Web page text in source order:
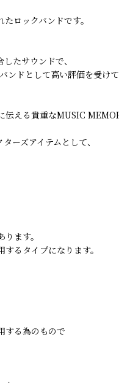
ロックバンドです。
たサウンドで、
ンドとして高い評価を受けて
える貴重なMUSIC
ーズアイテムとして、
ます。
るタイプになります。
する為のもので